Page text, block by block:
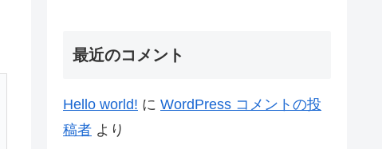
最近のコメント
Hello world! に WordPress コメントの投
稿者 より